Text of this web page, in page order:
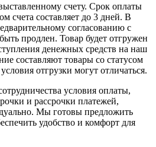
счету. Срок оплаты
счета составляет до 3 дней. В
согласованию с
продлен. Товар будет отгружен
денежных средств на наш
составляют товары со статусом
отгрузки могут отличаться.
условия оплаты,
и рассрочки платежей,
Мы готовы предложить
удобство и комфорт для